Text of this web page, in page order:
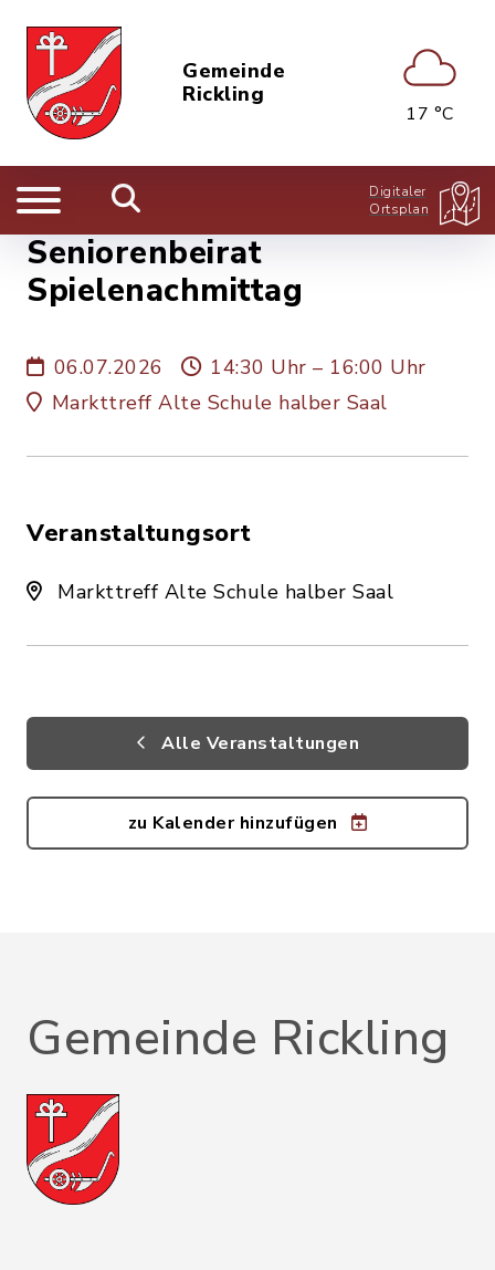
Gemeinde
Rickling
17 °C
Digitaler
Ortsplan
Seniorenbeirat
Spielenachmittag
06.07.2026
14:30 Uhr – 16:00 Uhr
Markttreff Alte Schule halber Saal
Veranstaltungsort
Markttreff Alte Schule halber Saal
Alle Veranstaltungen
zu Kalender hinzufügen
Gemeinde Rickling